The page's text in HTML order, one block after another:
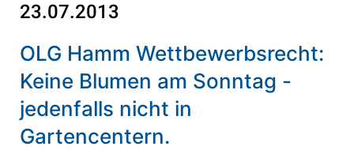
23.07.2013
OLG Hamm Wettbewerbsrecht:
Keine Blumen am Sonntag -
jedenfalls nicht in
Gartencentern.